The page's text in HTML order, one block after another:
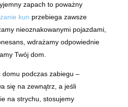
zapach to poważny
kun przebiega zawsze
nieoznakowanymi pojazdami,
wdrażamy odpowiednie
Twój dom.
domu podczas zabiegu –
się na zewnątrz, a jeśli
na strychu, stosujemy